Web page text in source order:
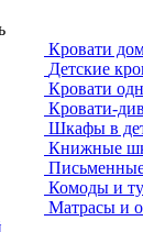
Кровати
Детские
Кровати
Кровати-
Шкафы в
Книжные
Комоды и
Матрасы и